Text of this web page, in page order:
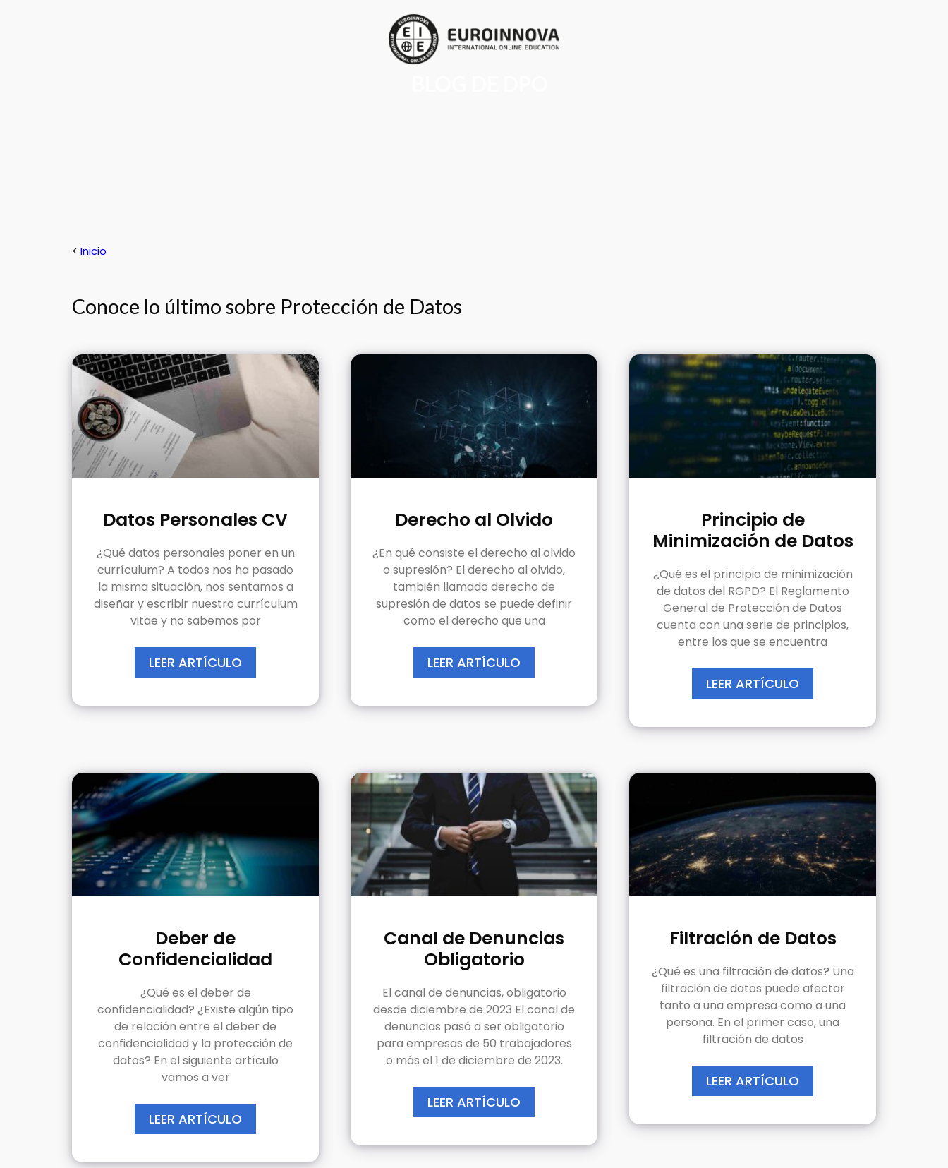
< Inicio
Conoce lo último sobre Protección de Datos
Datos Personales CV
¿Qué datos personales poner en un
currículum? A todos nos ha pasado
la misma situación, nos sentamos a
diseñar y escribir nuestro currículum
vitae y no sabemos por
LEER ARTÍCULO
Derecho al Olvido
¿En qué consiste el derecho al olvido
o supresión? El derecho al olvido,
también llamado derecho de
supresión de datos se puede definir
como el derecho que una
LEER ARTÍCULO
Principio de
Minimización de Datos
¿Qué es el principio de minimización
de datos del RGPD? El Reglamento
General de Protección de Datos
cuenta con una serie de principios,
entre los que se encuentra
LEER ARTÍCULO
Deber de
Confidencialidad
¿Qué es el deber de
confidencialidad? ¿Existe algún tipo
de relación entre el deber de
confidencialidad y la protección de
datos? En el siguiente artículo
vamos a ver
LEER ARTÍCULO
Canal de Denuncias
Obligatorio
El canal de denuncias, obligatorio
desde diciembre de 2023 El canal de
denuncias pasó a ser obligatorio
para empresas de 50 trabajadores
o más el 1 de diciembre de 2023.
LEER ARTÍCULO
Filtración de Datos
¿Qué es una filtración de datos? Una
filtración de datos puede afectar
tanto a una empresa como a una
persona. En el primer caso, una
filtración de datos
LEER ARTÍCULO